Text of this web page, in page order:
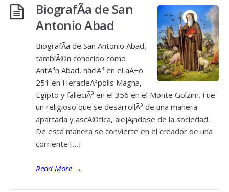
BiografÃ­a de San
Antonio Abad
BiografÃ­a de San Antonio Abad,
tambiÃ©n conocido como
AntÃ³n Abad, naciÃ³ en el aÃ±o
251 en HeracleÃ³polis Magna,
Egipto y falleciÃ³ en el 356 en el Monte Golzim. Fue
un religioso que se desarrollÃ³ de una manera
apartada y ascÃ©tica, alejÃ¡ndose de la sociedad.
De esta manera se convierte en el creador de una
corriente […]
Read More →